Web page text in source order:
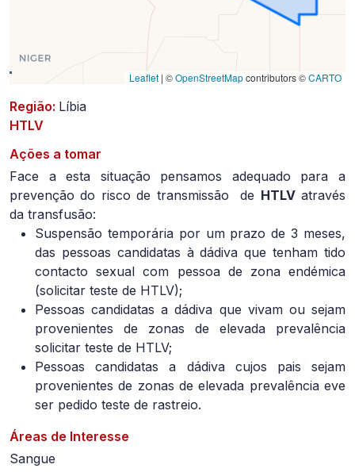
Leaflet | ©OpenStreetMapcontributors ©CARTO
Região: Líbia
HTLV
Ações a tomar
Face a esta situação pensamos adequado para a
prevenção do risco de transmissão de HTLVatravés
da transfusão:
Suspensão temporária por um prazo de 3 meses,
das pessoas candidatas à dádiva que tenham tido
contacto sexual com pessoa de zona endémica
(solicitar teste de HTLV);
Pessoas candidatas a dádiva que vivam ou sejam
provenientes de zonas de elevada prevalência
solicitar teste de HTLV;
Pessoas candidatas a dádiva cujos pais sejam
provenientes de zonas de elevada prevalência eve
ser pedido teste de rastreio.
Áreas de Interesse
Sangue